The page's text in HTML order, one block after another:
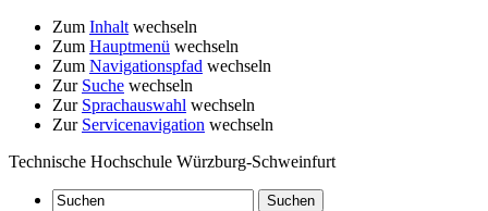
Zum Inhalt wechseln
Zum Hauptmenü wechseln
Zum Navigationspfad wechseln
Zur Suche wechseln
Zur Sprachauswahl wechseln
Zur Servicenavigation wechseln
Technische Hochschule Würzburg-Schweinfurt